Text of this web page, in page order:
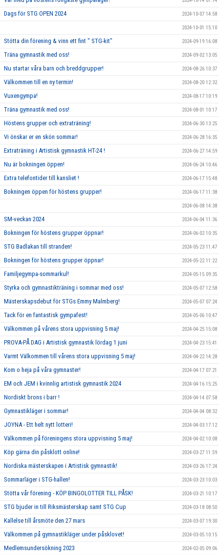
Dags för STG OPEN 2024 2024-10-07 14:58
2024-10-01 15:10
Stötta din förening & vinn ett fint " STG-kit" 2024-09-19 16:08
Träna gymnastik med oss! 2024-09-02 13:05
Nu startar våra barn och breddgrupper! 2024-08-26 10:37
Välkommen till en ny termin! 2024-08-20 12:32
Vuxengympa! 2024-08-17 10:19
Träna gymnastik med oss! 2024-08-01 10:17
Höstens grupper och extraträning! 2024-06-30 13:25
Vi önskar er en skön sommar! 2024-06-28 16:35
Extraträning i Artistisk gymnastik HT-24 ! 2024-06-27 14:59
Nu är bokningen öppen! 2024-06-24 10:46
Extra telefontider till kansliet ! 2024-06-17 15:48
Bokningen öppen för höstens grupper! 2024-06-17 11:38
2024-06-08 14:38
SM-veckan 2024 2024-06-04 11:36
Bokningen för höstens grupper öppnar! 2024-06-02 10:35
STG Badlakan till stranden! 2024-05-23 11:47
Bokningen för höstens grupper öppnar! 2024-05-22 11:22
Familjegympa-sommarkul! 2024-05-15 09:35
Styrka och gymnastikträning i sommar med oss! 2024-05-07 12:58
Mästerskapsdebut för STGs Emmy Malmberg! 2024-05-07 07:24
Tack för en fantastisk gympafest! 2024-05-06 10:47
Välkommen på vårens stora uppvisning 5 maj! 2024-04-25 15:08
PROVA-PÅ DAG i Artistisk gymnastik lördag 1 juni 2024-04-23 15:41
Varmt Välkommen till vårens stora uppvisning 5 maj! 2024-04-22 14:28
Kom o heja på våra gymnaster! 2024-04-17 07:21
EM och JEM i kvinnlig artistisk gymnastik 2024 2024-04-16 15:25
Nordiskt brons i barr ! 2024-04-14 07:58
Gymnastikläger i sommar! 2024-04-04 08:32
JOYNA - Ett helt nytt lotteri! 2024-04-03 17:12
Välkommen på föreningens stora uppvisning 5 maj! 2024-04-02 10:08
Köp gärna din påsklott online! 2024-03-27 11:59
Nordiska mästerskapen i Artistisk gymnastik! 2024-03-26 17:24
Sommarläger i STG-hallen! 2024-03-23 10:03
Stötta vår förening - KÖP BINGOLOTTER TILL PÅSK! 2024-03-21 10:17
STG bjuder in till Riksmästerskap samt STG Cup 2024-03-18 08:50
Kallelse till årsmöte den 27 mars 2024-03-07 19:30
Välkommen på gymnastikläger under påsklovet! 2024-03-05 10:15
Medlemsundersökning 2023 2024-02-05 09:06